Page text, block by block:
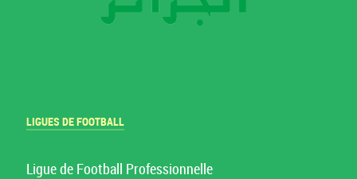
LIGUES DE FOOTBALL
Ligue de Football Professionnelle